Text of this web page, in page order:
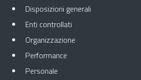
Disposizioni generali
Enti controllati
Organizzazione
Performance
Personale